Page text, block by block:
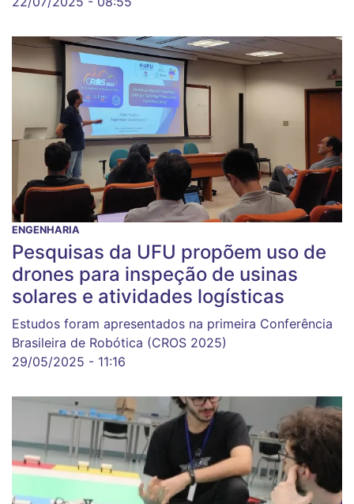
ENGENHARIA
Pesquisas da UFU propõem uso de
drones para inspeção de usinas
solares e atividades logísticas
Estudos foram apresentados na primeira Conferência
Brasileira de Robótica (CROS 2025)
29/05/2025 - 11:16